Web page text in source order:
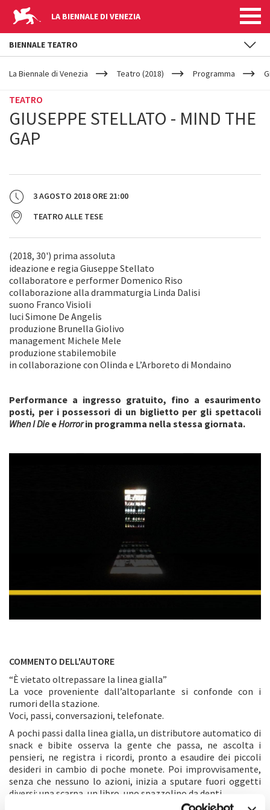
LA BIENNALE DI VENEZIA
YOUR
ARE
La Biennale di Venezia Teatro (2018) Programma
TEATRO
GIUSEPPE STELLATO - MIND THE
GAP
3 AGOSTO 2018 ORE 21:00
TEATRO ALLE TESE
(2018, 30') prima assoluta
ideazione e regia Giuseppe Stellato
collaboratore e performer Domenico Riso
collaborazione alla drammaturgia Linda Dalisi
suono Franco Visioli
luci Simone De Angelis
produzione Brunella Giolivo
management Michele Mele
produzione stabilemobile
in collaborazione con Olinda e L’Arboreto di Mondaino
Performance a ingresso gratuito, fino a esaurimento
posti, per i possessori di un biglietto per gli spettacoli
When I Die eHorrorin programma nella stessa giornata.
COMMENTO DELL'AUTORE
“È vietato oltrepassare la linea gialla”
La voce proveniente dall’altoparlante si confonde con i
rumori della stazione.
Voci, passi, conversazioni, telefonate.
A pochi passi dalla linea gialla, un distributore automatico di
snack e bibite osserva la gente che passa, ne ascolta i
pensieri, ne registra i ricordi, pronto a esaudire dei piccoli
desideri in cambio di poche monete. Poi improvvisamente,
senza che nessuno lo azioni, inizia a sputare fuori oggetti
diversi: una scarpa, un libro, uno spazzolino da denti...
Oggetti smarriti, ricordi di qualcuno che è passato lì davanti,
BIENNALE TEATRO